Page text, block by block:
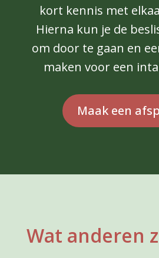
kort kennis met
Hierna kun je de
om door te gaan en
maken voor een
Maak een
Wat anderen